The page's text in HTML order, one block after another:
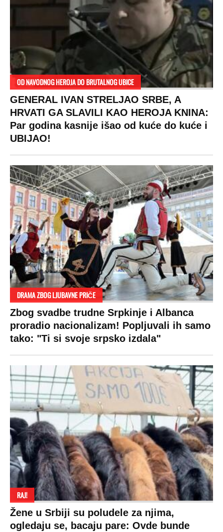
OD NAVODNOG HEROJA DO BRUTALNOG UBICE
GENERAL IVAN STRELJAO SRBE, A
HRVATI GA SLAVILI KAO HEROJA KNINA:
Par godina kasnije išao od kuće do kuće i
UBIJAO!
DRAMA ZBOG LJUBAVNE PRIČE
Zbog svadbe trudne Srpkinje i Albanca
proradio nacionalizam! Popljuvali ih samo
tako: "Ti si svoje srpsko izdala"
RAJ!
Žene u Srbiji su poludele za njima,
ogledaju se, bacaju pare: Ovde bunde